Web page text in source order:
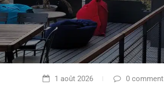
1 août 2026 0 comment